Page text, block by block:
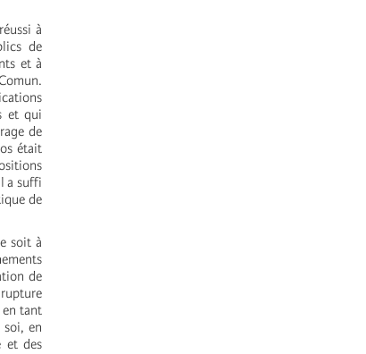
à
de
et à
et qui
de
était
a suffi
de
soit à
de
en tant
soi, en
et des